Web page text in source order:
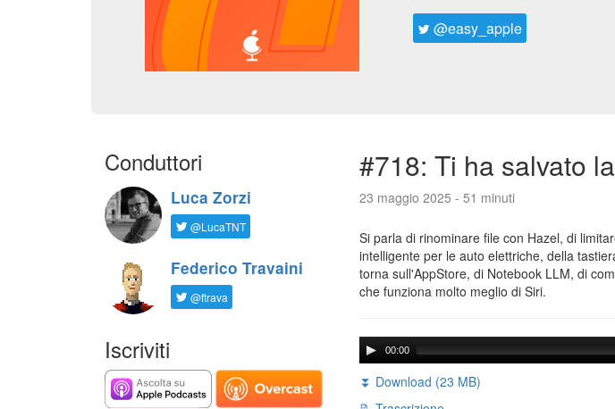
@easy_apple
Conduttori
Luca Zorzi
@LucaTNT
Federico Travaini
@ftrava
Iscriviti
#718: Ti ha salvato
23 maggio 2025 - 51 minuti
Si parla di rinominare file con Hazel, di
intelligente per le auto elettriche, della
torna sull'AppStore, di Notebook LLM, di
che funziona molto meglio di Siri.
00:00
⏬ Download (23 MB)